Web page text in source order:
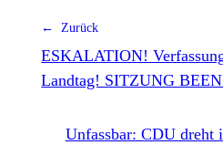
← Zurück
ESKALATION!
Landtag! SITZUNG
Unfassbar: CDU dreht